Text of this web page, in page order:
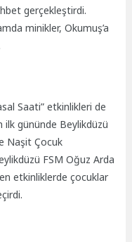
gerçekleştirdi.
minikler, Okumuş’a
Saati” etkinlikleri de
ilk gününde Beylikdüzü
Naşit Çocuk
FSM Oğuz Arda
etkinliklerde çocuklar